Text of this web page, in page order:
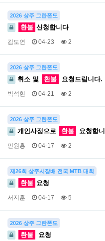
2026 상주 그란폰도
환불 신청합니다
김도연 04-23 2
2026 상주 그란폰도
취소 및 환불 요청드립니다.
박석현 04-21 2
2026 상주 그란폰도
개인사정으로 환불 요청합
민원홍 04-17 2
제26회 상주시장배 전국 MTB 대회
환불 요청
서지훈 04-17 5
2026 상주 그란폰도
환불 요청